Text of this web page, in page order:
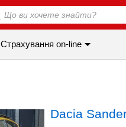
Страхування on-line
Dacia